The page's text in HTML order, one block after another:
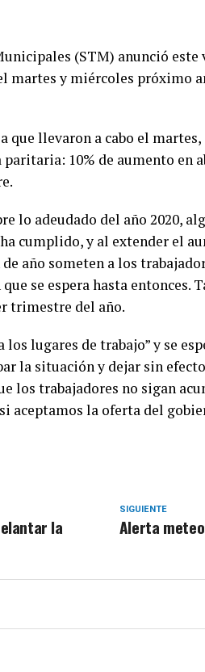
(STM) anunció
martes y miércoles próximo
que llevaron a cabo el
10% de aumento en
lo adeudado del año 2020,
cumplido, y al extender el
año someten a los
se espera hasta entonces.
trimestre del año.
lugares de trabajo” y se
la situación y dejar sin
los trabajadores no sigan
aceptamos la oferta del
SIGUIENTE
Alerta
la